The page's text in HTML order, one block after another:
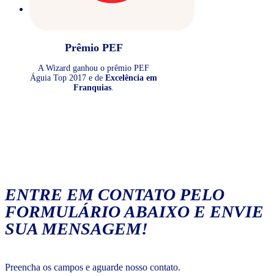
Prêmio PEF
A Wizard ganhou o prêmio PEF
Águia Top 2017 e de Excelência em
Franquias
ENTRE EM CONTATO PELO
FORMULÁRIO ABAIXO E ENVIE
SUA MENSAGEM!
Preencha os campos e aguarde nosso contato.